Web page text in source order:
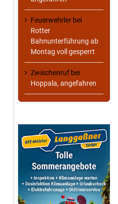
Feuerwehrler bei
Rotter
Bahnunterführung ab
Montag voll gesperrt
Zwischenruf bei
Hoppala, angefahren